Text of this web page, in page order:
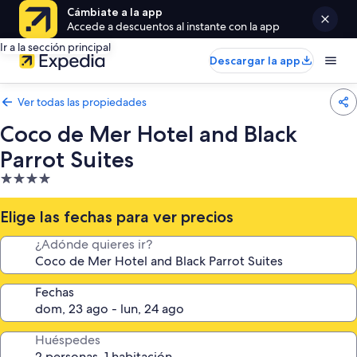
Cámbiate a la app
Accede a descuentos al instante con la app
Ir a la sección principal
Descargar la app
Ver todas las propiedades
Coco de Mer Hotel and Black
Parrot Suites
Propiedad
de
4.0
estrellas
Elige las fechas para ver precios
¿Adónde quieres ir?
Fechas
Huéspedes